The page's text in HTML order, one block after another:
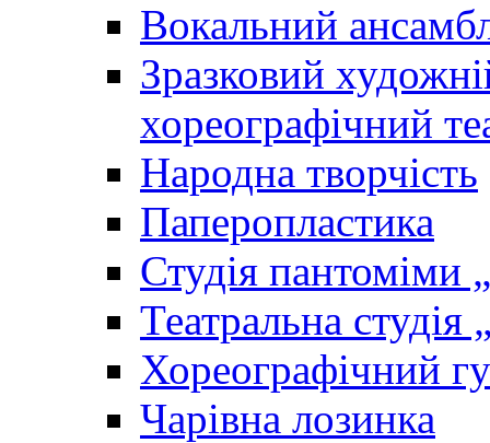
Вокальний
Зразковий
хореографічний
Народна творчість
Паперопластика
Студія пантоміми
Театральна студія
Хореографічний
Чарівна лозинка